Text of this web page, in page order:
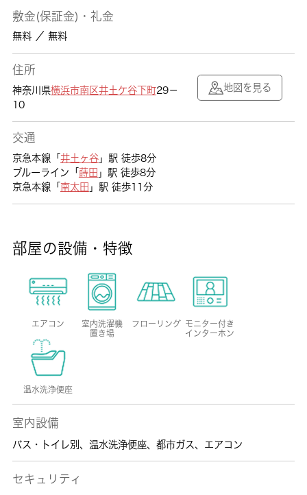
敷金(保証金)・礼金
無料 ／ 無料
住所
神奈川県横浜市南区井土ケ谷下町29－
10
地図を見る
交通
京急本線「 井土ヶ谷」駅 徒歩8分
ブルーライン「 蒔田 」駅 徒歩8分
京急本線「 南太田 」駅 徒歩11分
部屋の設備・特徴
エアコン
室内洗濯機
置き場
フローリング
モニター付き
インターホン
温水洗浄便座
室内設備
バス・トイレ別 、 温水洗浄便座、 都市ガス、 エアコン
セキュリティ